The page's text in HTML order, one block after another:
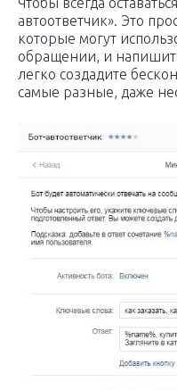
автоответчик». Это
которые могут
обращении, и
легко создадите
самые разные, даже